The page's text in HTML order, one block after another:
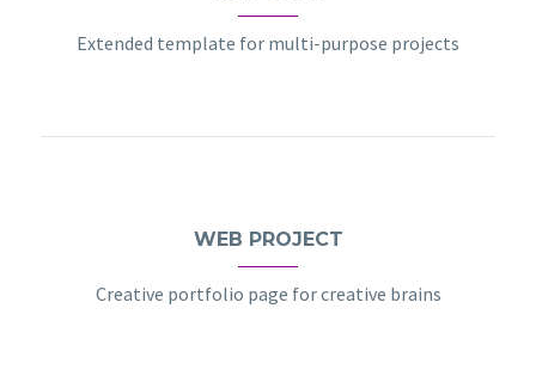
Extended template for multi-purpose projects
WEB PROJECT
Creative portfolio page for creative brains